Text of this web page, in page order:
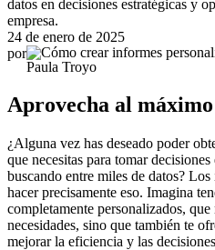
datos en decisiones estratégicas y
empresa.
24 de enero de 2025
por
Paula Troyo
Aprovecha al
¿Alguna vez has deseado poder
que necesitas para tomar
buscando entre miles de datos?
hacer precisamente eso. Imagina
completamente personalizados,
necesidades, sino que también te
mejorar la eficiencia y las